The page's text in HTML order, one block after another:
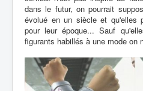
dans le futur, on pourrait
évolué en un siècle et qu'elles
pour leur époque... Sauf
figurants habillés à une mode on